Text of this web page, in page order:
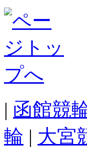
| 函館競
輪 | 大宮